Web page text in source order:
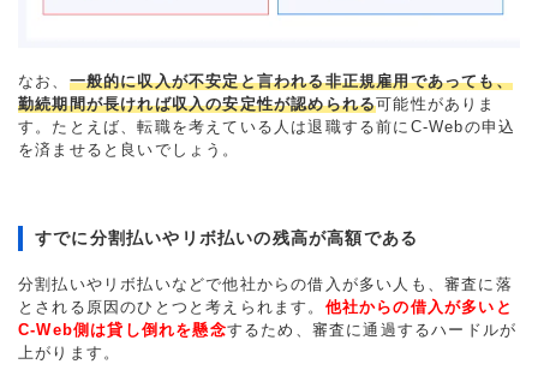
なお、 一般的に収入が不安定と言われる非正規雇用であっても、
勤続期間が長ければ収入の安定性が認められる可能性がありま
す。たとえば、転職を考えている人は退職する前にC-Webの申込
を済ませると良いでしょう。
すでに分割払いやリボ払いの残高が高額である
分割払いやリボ払いなどで他社からの借入が多い人も、審査に落
とされる原因のひとつと考えられます。 他社からの借入が多いと
C-Web側は貸し倒れを懸念するため、審査に通過するハードルが
上がります。